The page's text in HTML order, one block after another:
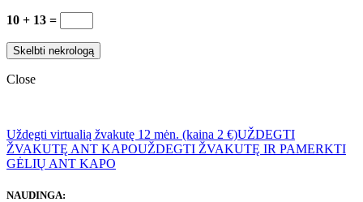
10 + 13 =
Close
Uždegti virtualią žvakutę 12 mėn. (kaina 2 €)UŽDEGTI
ŽVAKUTĘ ANT KAPOUŽDEGTI ŽVAKUTĘ IR PAMERKTI
GĖLIŲ ANT KAPO
NAUDINGA: